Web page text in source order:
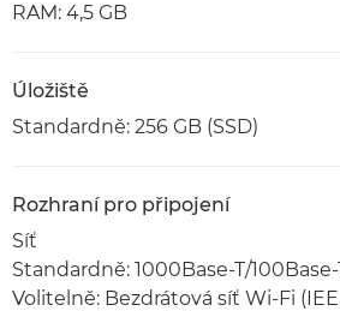
RAM: 4,5 GB
Úložiště
Standardně: 256 GB (SSD)
Rozhraní pro připojení
Síť
Standardně: 1000Base-T/100Base-
Volitelně: Bezdrátová síť Wi-Fi